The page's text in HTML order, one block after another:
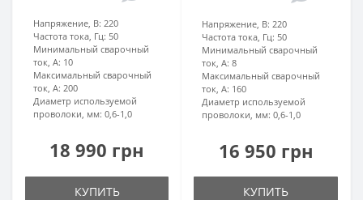
Напряжение, В: 220
Частота тока, Гц: 50
Минимальный сварочный
ток, А: 10
Максимальный сварочный
ток, А: 200
Диаметр используемой
проволоки, мм: 0,6-1,0
18 990 грн
КУПИТЬ
Напряжение, В: 220
Частота тока, Гц: 50
Минимальный сварочный
ток, А: 8
Максимальный сварочный
ток, А: 160
Диаметр используемой
проволоки, мм: 0,6-1,0
16 950 грн
КУПИТЬ